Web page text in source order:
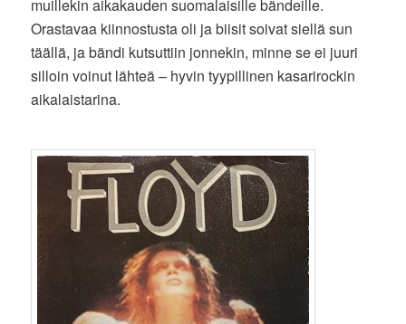
muillekin aikakauden suomalaisille bändeille.
Orastavaa kiinnostusta oli ja biisit soivat siellä sun
täällä, ja bändi kutsuttiin jonnekin, minne se ei juuri
silloin voinut lähteä – hyvin tyypillinen kasarirockin
aikalaistarina.